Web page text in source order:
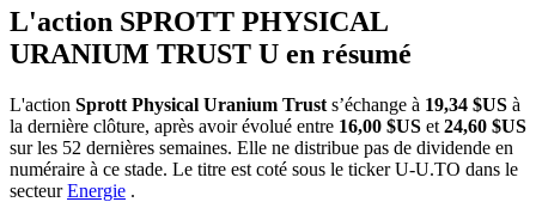
L'action SPROTT PHYSICAL
URANIUM TRUST U en résumé
L'action Sprott Physical Uranium Trust s’échange à 19,34 $US à
la dernière clôture, après avoir évolué entre 16,00 $US et 24,60 $US
sur les 52 dernières semaines. Elle ne distribue pas de dividende en
numéraire à ce stade. Le titre est coté sous le tickerU-U.TO dans le
secteurEnergie .